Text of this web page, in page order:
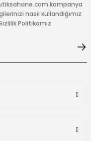
kampanya
nasıl kullandığımız
Politikamız